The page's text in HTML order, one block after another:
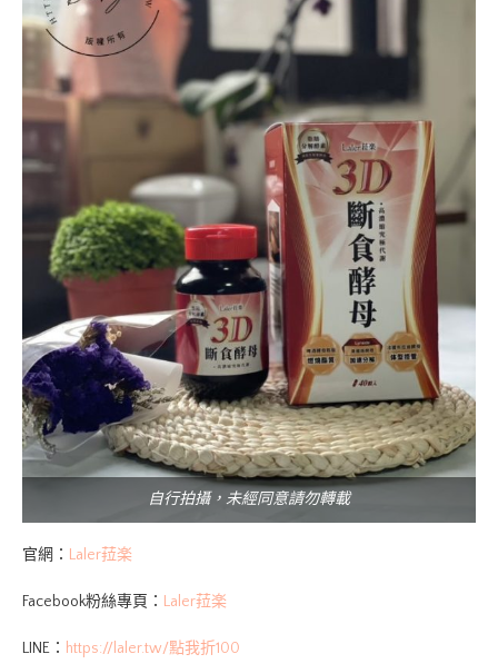
自行拍攝，未經同意請勿轉載
官網： Laler菈楽
Facebook粉絲專頁： Laler菈楽
LINE： https://laler.tw/點我折100